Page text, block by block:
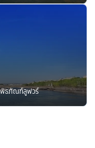
พิธภัณฑ์ลูฟวร์